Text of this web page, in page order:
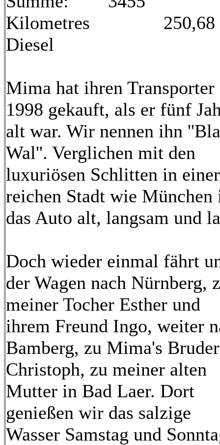
Kilometres 250,68
Diesel
Mima hat ihren Transporter
1998 gekauft, als er fünf
alt war. Wir nennen ihn
Wal''. Verglichen mit den
luxuriösen Schlitten in einer
reichen Stadt wie München
das Auto alt, langsam und
Doch wieder einmal fährt
der Wagen nach Nürnberg,
meiner Tocher Esther und
ihrem Freund Ingo, weiter
Bamberg, zu Mima's Bruder
Christoph, zu meiner alten
Mutter in Bad Laer. Dort
genießen wir das salzige
Wasser Samstag und